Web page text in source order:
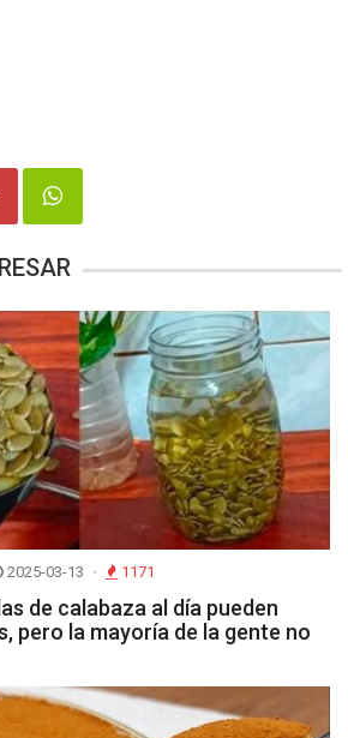
2025-03-13 1171
de calabaza al día pueden
pero la mayoría de la gente no